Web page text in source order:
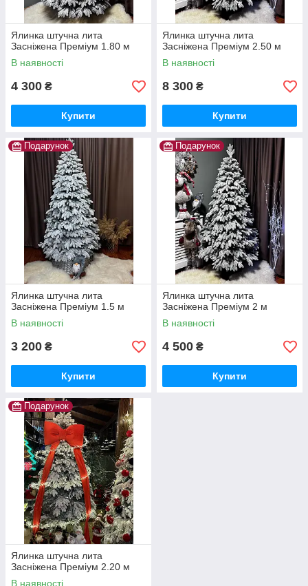
Ялинка штучна лита
Засніжена Преміум 1.80 м
В наявності
4 300 ₴
Купити
Ялинка штучна лита
Засніжена Преміум 2.50 м
В наявності
8 300 ₴
Купити
Подарунок
Ялинка штучна лита
Засніжена Преміум 1.5 м
В наявності
3 200 ₴
Купити
Подарунок
Ялинка штучна лита
Засніжена Преміум 2 м
В наявності
4 500 ₴
Купити
Подарунок
Ялинка штучна лита
Засніжена Преміум 2.20 м
В наявності